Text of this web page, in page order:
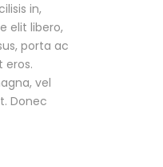
in,
elit libero,
porta ac
eros.
vel
Donec